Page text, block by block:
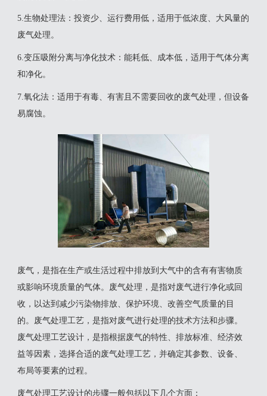
‌5.生物处理法‌：投资少、运行费用低，适用于低浓度、大风量的
废气处理。
‌6.变压吸附分离与净化技术‌：能耗低、成本低，适用于气体分离
和净化。
‌7.氧化法‌：适用于有毒、有害且不需要回收的废气处理，但设备
易腐蚀。
废气，是指在生产或生活过程中排放到大气中的含有有害物质
或影响环境质量的气体。废气处理，是指对废气进行净化或回
收，以达到减少污染物排放、保护环境、改善空气质量的目
的。废气处理工艺，是指对废气进行处理的技术方法和步骤。
废气处理工艺设计，是指根据废气的特性、排放标准、经济效
益等因素，选择合适的废气处理工艺，并确定其参数、设备、
布局等要素的过程。
废气处理工艺设计的步骤一般包括以下几个方面：